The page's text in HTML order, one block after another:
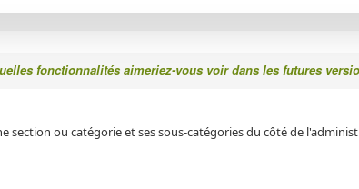
fonctionnalités aimeriez-vous voir dans les futures
section ou catégorie et ses sous-catégories du côté de